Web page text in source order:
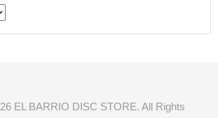
EL BARRIO DISC STORE. All Rights